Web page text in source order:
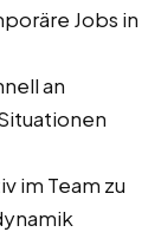
Jobs in
an
im Team zu